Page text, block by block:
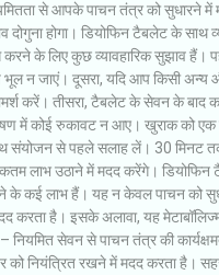
से आपके पाचन तंत्र को सुधारने में
दोगुना होगा। डियोफिन टैबलेट के साथ
करने के लिए कुछ व्यावहारिक सुझाव हैं।
भूल न जाएं। दूसरा, यदि आप किसी अन्य
करें। तीसरा, टैबलेट के सेवन के
कोई रुकावट न आए। खुराक को एक
संयोजन से पहले सलाह लें। 30 मिनट
लाभ उठाने में मदद करेंगे।
के कई लाभ हैं। यह न केवल पाचन को
करता है। इसके अलावा, यह
नियमित सेवन से पाचन तंत्र की
को नियंत्रित रखने में मदद करता है।